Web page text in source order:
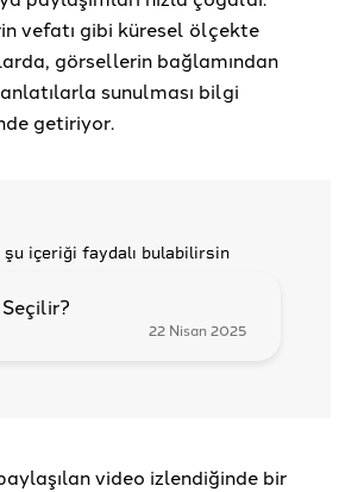
vefatı gibi küresel ölçekte
görsellerin bağlamından
sunulması bilgi
getiriyor.
şu içeriği faydalı bulabilirsin
22 Nisan 2025
video izlendiğinde bir